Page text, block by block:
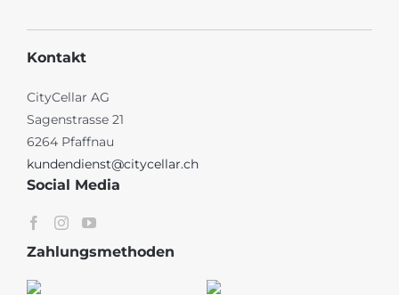
Kontakt
CityCellar AG
Sagenstrasse 21
6264 Pfaffnau
kundendienst@citycellar.ch
Social Media
Zahlungsmethoden